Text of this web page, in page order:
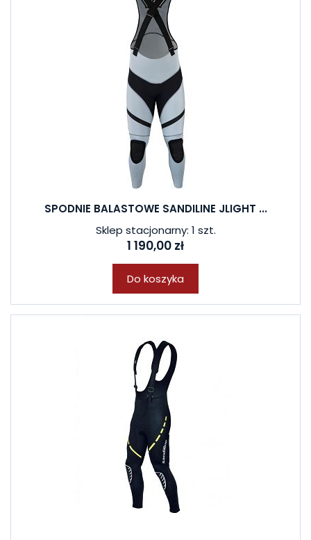
SPODNIE BALASTOWE SANDILINE JLIGHT ...
Sklep stacjonarny: 1 szt.
1 190,00 zł
Do koszyka